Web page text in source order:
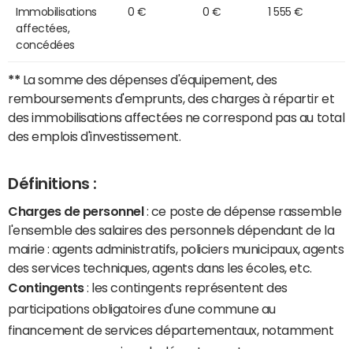
Immobilisations
affectées,
concédées
0 € 0 € 1 555 €
** La somme des dépenses d'équipement, des
remboursements d'emprunts, des charges à répartir et
des immobilisations affectées ne correspond pas au total
des emplois d'investissement.
Définitions :
Charges de personnel : ce poste de dépense rassemble
l'ensemble des salaires des personnels dépendant de la
mairie : agents administratifs, policiers municipaux, agents
des services techniques, agents dans les écoles, etc.
Contingents: les contingents représentent des
participations obligatoires d'une commune au
financement de services départementaux, notamment